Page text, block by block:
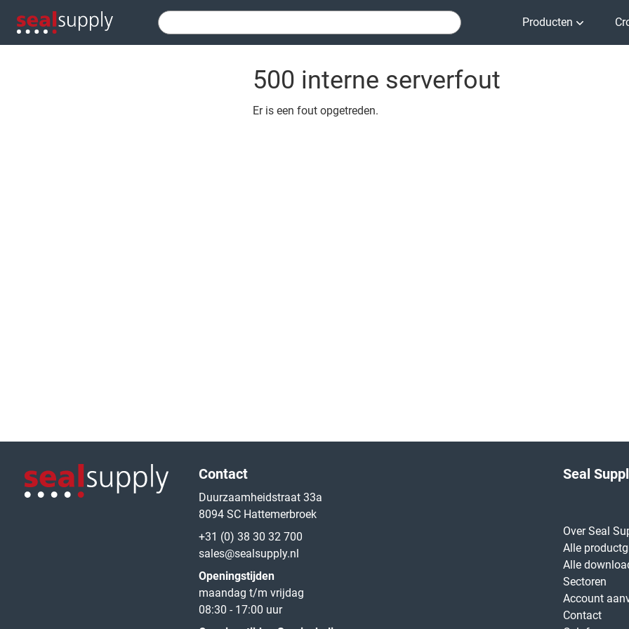
Producten
500 interne serverfout
Er is een fout opgetreden.
Contact
Duurzaamheidstraat 33a
8094 SC Hattemerbroek
+31 (0) 38 30 32 700
sales@sealsupply.nl
Openingstijden
maandag t/m vrijdag
08:30 - 17:00 uur
Seal
Over Seal
Alle
Alle
Sectoren
Account
Contact
Logo van de website